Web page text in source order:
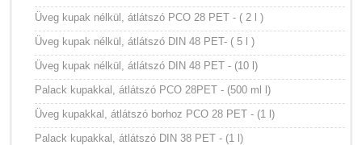
Üveg kupak nélkül, átlátszó PCO 28 PET - ( 2 l )
Üveg kupak nélkül, átlátszó DIN 48 PET- ( 5 l )
Üveg kupak nélkül, átlátszó DIN 48 PET - (10 l)
Palack kupakkal, átlátszó PCO 28PET - (500 ml l)
Üveg kupakkal, átlátszó borhoz PCO 28 PET - (1 l)
Palack kupakkal, átlátszó DIN 38 PET - (1 l)